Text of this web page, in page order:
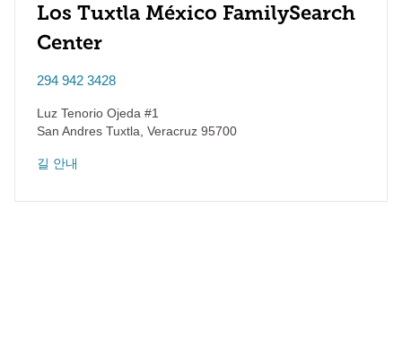
Los Tuxtla México FamilySearch
Center
294 942 3428
Luz Tenorio Ojeda #1
San Andres Tuxtla Veracruz 95700
길 안내